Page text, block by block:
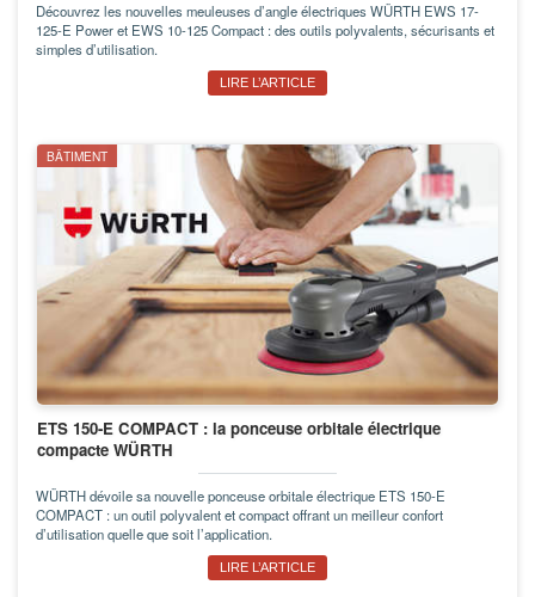
Découvrez les nouvelles meuleuses d’angle électriques WÜRTH EWS 17-
125-E Power et EWS 10-125 Compact : des outils polyvalents, sécurisants et
simples d’utilisation.
LIRE L’ARTICLE
BÂTIMENT
ETS 150-E COMPACT : la ponceuse orbitale électrique
compacte WÜRTH
WÜRTH dévoile sa nouvelle ponceuse orbitale électrique ETS 150-E
COMPACT : un outil polyvalent et compact offrant un meilleur confort
d’utilisation quelle que soit l’application.
LIRE L’ARTICLE